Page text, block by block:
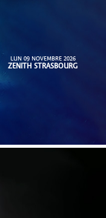
LUN 09 NOVEMBRE 2026
ZENITH STRASBOURG